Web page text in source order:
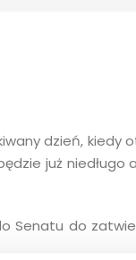
dzień,
już niedługo
Senatu do